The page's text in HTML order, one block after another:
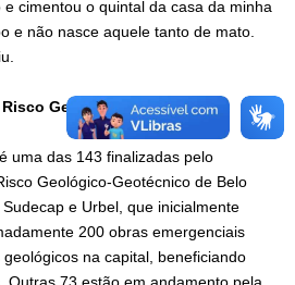
cimentou o quintal da casa da minha
e não nasce aquele tanto de mato.
Geológico
uma das 143 finalizadas pelo
Geológico-Geotécnico de Belo
e Urbel, que inicialmente
200 obras emergenciais
na capital, beneficiando